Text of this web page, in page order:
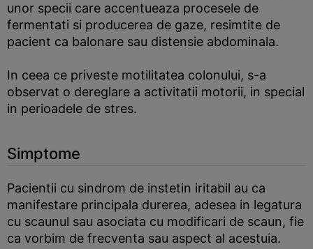
unor specii care accentueaza procesele de
fermentati si producerea de gaze, resimtite de
pacient ca balonare sau distensie abdominala.
In ceea ce priveste motilitatea colonului, s-a
observat o dereglare a activitatii motorii, in special
in perioadele de stres.
Simptome
Pacientii cu sindrom de instetin iritabil au ca
manifestare principala durerea, adesea in legatura
cu scaunul sau asociata cu modificari de scaun, fie
ca vorbim de frecventa sau aspect al acestuia.